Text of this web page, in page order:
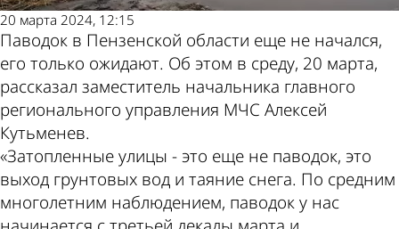
20 марта 2024, 12:15
Паводок в Пензенской области еще не начался,
его только ожидают. Об этом в среду, 20 марта,
рассказал заместитель начальника главного
регионального управления МЧС Алексей
Кутьменев.
«Затопленные улицы - это еще не паводок, это
выход грунтовых вод и таяние снега. По средним
многолетним наблюдением, паводок у нас